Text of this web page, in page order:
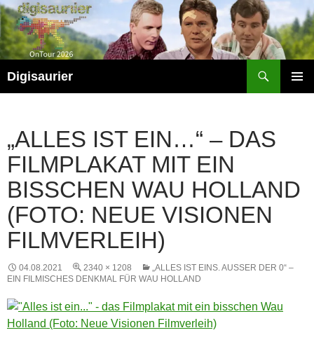
Zum
Inhalt
springen
Digisaurier
„ALLES IST EIN…“ – DAS
FILMPLAKAT MIT EIN
BISSCHEN WAU HOLLAND
(FOTO: NEUE VISIONEN
FILMVERLEIH)
04.08.2021 2340 × 1208
„ALLES IST EINS. AUSSER DER 0“ – E
IN FILMISCHES DENKMAL FÜR WAU HOLLAND